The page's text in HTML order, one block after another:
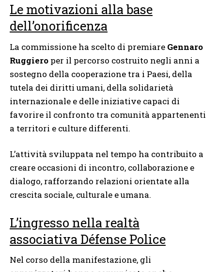
Le motivazioni alla base
dell’onorificenza
La commissione ha scelto di premiare Gennaro
Ruggiero per il percorso costruito negli anni a
sostegno della cooperazione tra i Paesi, della
tutela dei diritti umani, della solidarietà
internazionale e delle iniziative capaci di
favorire il confronto tra comunità appartenenti
a territori e culture differenti.
L’attività sviluppata nel tempo ha contribuito a
creare occasioni di incontro, collaborazione e
dialogo, rafforzando relazioni orientate alla
crescita sociale, culturale e umana.
L’ingresso nella realtà
associativa Défense Police
Nel corso della manifestazione, gli